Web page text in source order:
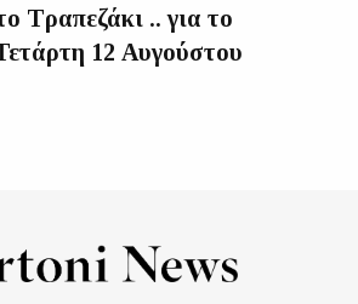
Τραπεζάκι .. για το
12 Αυγούστου